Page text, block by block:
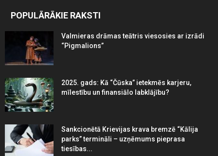
POPULĀRĀKIE RAKSTI
Valmieras drāmas teātris viesosies ar izrādi
“Pigmalions”
2025. gads: Kā “Čūska” ietekmēs karjeru,
mīlestību un finansiālo labklājību?
Sankcionētā Krievijas krava bremzē “Kālija
parks” termināli – uzņēmums pieprasa
tiesības...